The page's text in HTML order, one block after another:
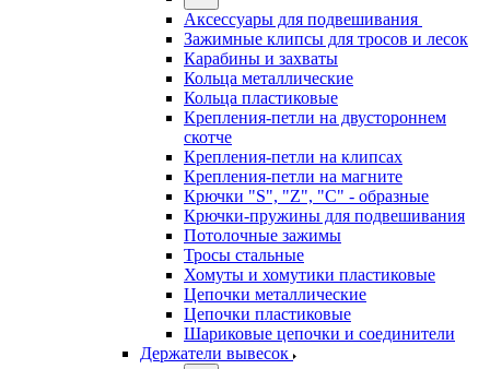
Аксессуары для подвешивания
Зажимные клипсы для тросов и лесок
Карабины и захваты
Кольца металлические
Кольца пластиковые
Крепления-петли на двустороннем
скотче
Крепления-петли на клипсах
Крепления-петли на магните
Крючки "S", "Z", "C" - образные
Крючки-пружины для подвешивания
Потолочные зажимы
Тросы стальные
Хомуты и хомутики пластиковые
Цепочки металлические
Цепочки пластиковые
Шариковые цепочки и соединители
Держатели вывесок